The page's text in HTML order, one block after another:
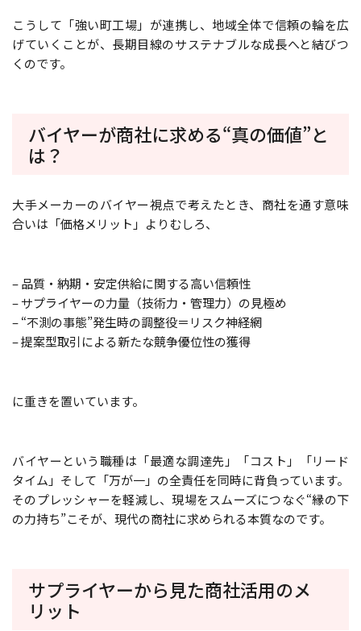
こうして「強い町工場」が連携し、地域全体で信頼の輪を広
げていくことが、長期目線のサステナブルな成長へと結びつ
くのです。
バイヤーが商社に求める“真の価値”と
は？
大手メーカーのバイヤー視点で考えたとき、商社を通す意味
合いは「価格メリット」よりむしろ、
– 品質・納期・安定供給に関する高い信頼性
– サプライヤーの力量（技術力・管理力）の見極め
– “不測の事態”発生時の調整役＝リスク神経網
– 提案型取引による新たな競争優位性の獲得
に重きを置いています。
バイヤーという職種は「最適な調達先」「コスト」「リード
タイム」そして「万が一」の全責任を同時に背負っています。
そのプレッシャーを軽減し、現場をスムーズにつなぐ“縁の下
の力持ち”こそが、現代の商社に求められる本質なのです。
サプライヤーから見た商社活用のメ
リット